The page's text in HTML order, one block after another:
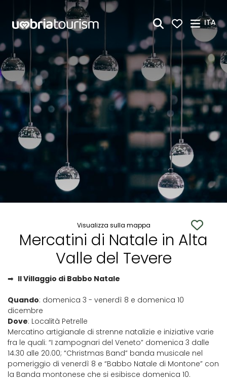
Skip to Main Content
ITA
Visualizza sulla mappa
Mercatini di Natale in Alta
Valle del Tevere
➡ Il Villaggio di Babbo Natale
Quando: domenica 3 - venerdì 8 e domenica 10
dicembre
Dove: Località Petrelle
Mercatino artigianale di strenne natalizie e iniziative varie
fra le quali: “I zampognari del Veneto” domenica 3 dalle
14.30 alle 20.00; “Christmas Band” banda musicale nel
pomeriggio di venerdì 8 e “Babbo Natale di Montone” con
la Banda montonese che si esibisce domenica 10.